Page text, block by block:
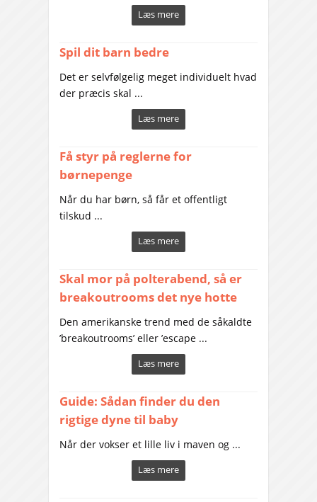
Læs mere
Spil dit barn bedre
Det er selvfølgelig meget individuelt hvad
der præcis skal ...
Læs mere
Få styr på reglerne for
børnepenge
Når du har børn, så får et offentligt
tilskud ...
Læs mere
Skal mor på polterabend, så er
breakoutrooms det nye hotte
Den amerikanske trend med de såkaldte
’breakoutrooms’ eller ’escape ...
Læs mere
Guide: Sådan finder du den
rigtige dyne til baby
Når der vokser et lille liv i maven og ...
Læs mere